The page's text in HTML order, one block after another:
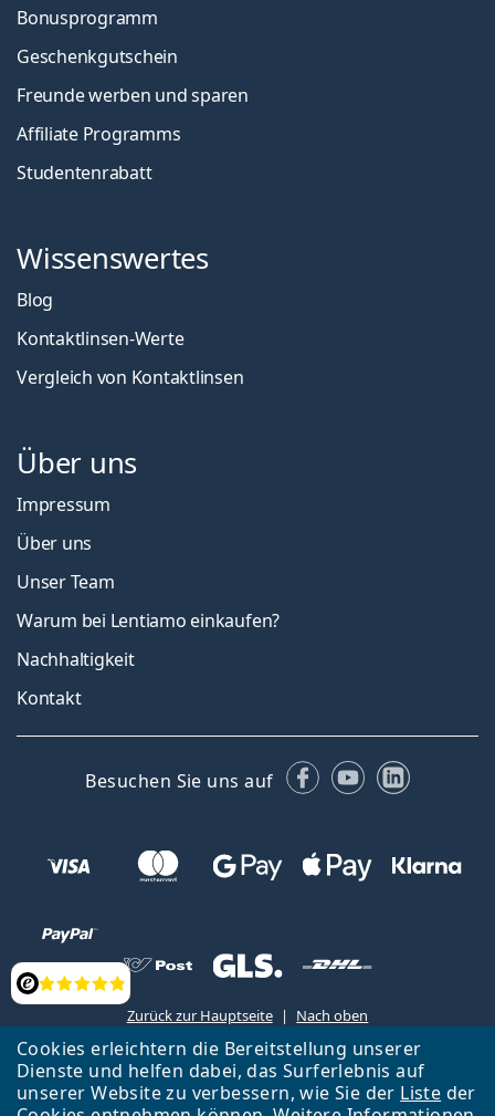
Cookies erleichtern die Bereitstellung unserer
Dienste und helfen dabei, das Surferlebnis auf
unserer Website zu verbessern, wie Sie der Liste der
Bewertung
Bonusprogramm
Geschenkgutschein
Freunde werben und sparen
Affiliate Programms
Studentenrabatt
Wissenswertes
Blog
Kontaktlinsen-Werte
Vergleich von Kontaktlinsen
Über uns
Impressum
Über uns
Unser Team
Warum bei Lentiamo einkaufen?
Nachhaltigkeit
Kontakt
Besuchen Sie uns auf Facebook
YouTubeLinkedIn
Zurück zur Hauptseite
Nach oben
Lentiamo s.r.o., Tschechien ist Eigentümer und Betreiber des Online-
Shops Lentiamo.at
Seit 18 Jahren sind wir für Sie da.